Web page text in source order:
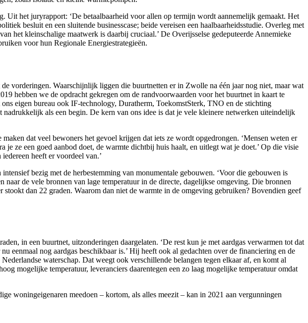
het juryrapport: ‘De betaalbaarheid voor allen op termijn wordt aannemelijk gemaakt. Het
besluit en een sluitende businesscase; beide vereisen een haalbaarheidsstudie. Overleg met
het kleinschalige maatwerk is daarbij cruciaal.’ De Overijsselse gedeputeerde Annemieke
voor hun Regionale Energiestrategieën.
vorderingen. Waarschijnlijk liggen die buurtnetten er in Zwolle na één jaar nog niet, maar wat
hebben we de opdracht gekregen om de randvoorwaarden voor het buurtnet in kaart te
eigen bureau ook IF-technology, Duratherm, ToekomstSterk, TNO en de stichting
als een begin. De kern van ons idee is dat je vele kleinere netwerken uiteindelijk
dat veel bewoners het gevoel krijgen dat iets ze wordt opgedrongen. ‘Mensen weten er
ze een goed aanbod doet, de warmte dichtbij huis haalt, en uitlegt wat je doet.’ Op die visie
heeft er voordeel van.’
bezig met de herbestemming van monumentale gebouwen. ‘Voor die gebouwen is
de vele bronnen van lage temperatuur in de directe, dagelijkse omgeving. Die bronnen
dan 22 graden. Waarom dan niet de warmte in de omgeving gebruiken? Bovendien geef
in een buurtnet, uitzonderingen daargelaten. ‘De rest kun je met aardgas verwarmen tot dat
eenmaal nog aardgas beschikbaar is.’ Hij heeft ook al gedachten over de financiering en de
waterschap. Dat weegt ook verschillende belangen tegen elkaar af, en komt al
mogelijke temperatuur, leveranciers daarentegen een zo laag mogelijke temperatuur omdat
woningeigenaren meedoen – kortom, als alles meezit – kan in 2021 aan vergunningen